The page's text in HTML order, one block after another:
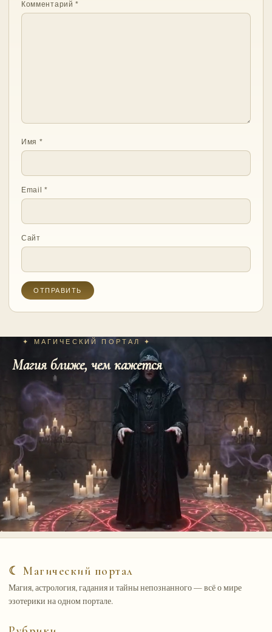
Комментарий*
Имя *
Email*
Сайт
✦ МАГИЧЕСКИЙ ПОРТАЛ ✦
Магия ближе, чем кажется
☾ Магический портал
Магия, астрология, гадания и тайны непознанного — всё о мире
эзотерики на одном портале.